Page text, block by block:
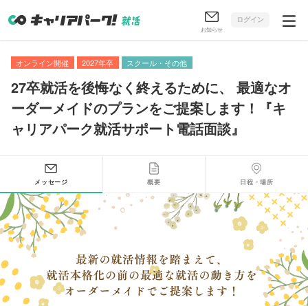
お知らせ
ログイン
オンライン開催 2027年卒 スクール・その他
27卒就活を後悔なく終えるために、
最適なオ
ーダーメイドのプランをご提案します！『キ
ャリアパーク就活サポート電話面談』
メッセージ 概要 日程・場所